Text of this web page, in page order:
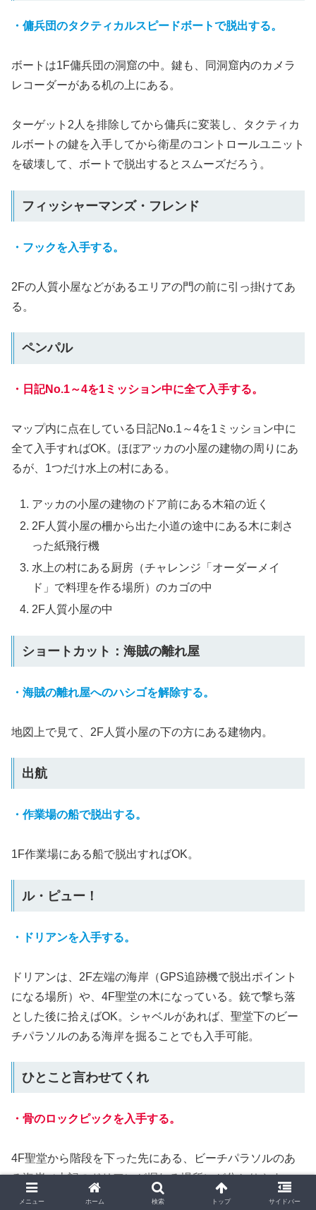
・傭兵団のタクティカルスピードボートで脱出する。
ボートは1F傭兵団の洞窟の中。鍵も、同洞窟内のカメラ
レコーダーがある机の上にある。
ターゲット2人を排除してから傭兵に変装し、タクティカ
ルボートの鍵を入手してから衛星のコントロールユニット
を破壊して、ボートで脱出するとスムーズだろう。
フィッシャーマンズ・フレンド
・フックを入手する。
2Fの人質小屋などがあるエリアの門の前に引っ掛けてあ
る。
ペンパル
・日記No.1～4を1ミッション中に全て入手する。
マップ内に点在している日記No.1～4を1ミッション中に
全て入手すればOK。ほぼアッカの小屋の建物の周りにあ
るが、1つだけ水上の村にある。
アッカの小屋の建物のドア前にある木箱の近く
2F人質小屋の柵から出た小道の途中にある木に刺さ
った紙飛行機
水上の村にある厨房（チャレンジ「オーダーメイ
ド」で料理を作る場所）のカゴの中
2F人質小屋の中
ショートカット：海賊の離れ屋
・海賊の離れ屋へのハシゴを解除する。
地図上で見て、2F人質小屋の下の方にある建物内。
出航
・作業場の船で脱出する。
1F作業場にある船で脱出すればOK。
ル・ピュー！
・ドリアンを入手する。
ドリアンは、2F左端の海岸（GPS追跡機で脱出ポイント
になる場所）や、4F聖堂の木になっている。銃で撃ち落
とした後に拾えばOK。シャベルがあれば、聖堂下のビー
チパラソルのある海岸を掘ることでも入手可能。
ひとこと言わせてくれ
・骨のロックピックを入手する。
4F聖堂から階段を下った先にある、ビーチパラソルのあ
る海岸（上記のドリアンが掘れる場所）が分かりやすい。
メニュー ホーム 検索 トップ サイドバー